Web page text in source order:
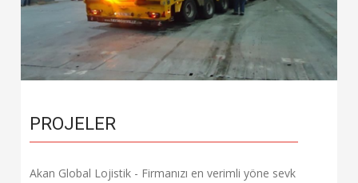
PROJELER
Akan Global Lojistik - Firmanızı en verimli yöne sevk